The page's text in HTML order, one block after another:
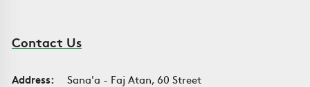
Contact Us
Address:
Sana'a - Faj Atan, 60 Street